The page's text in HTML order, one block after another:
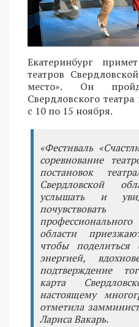
Екатеринбург
театров
место». Он
Свердловского
с 10 по 15 ноября.
«Фестиваль
соревнование
постановок
Свердловской
услышать и
области
чтобы поделиться
энергией,
подтверждение
карта
настоящему
отметила
Лариса Вакарь.